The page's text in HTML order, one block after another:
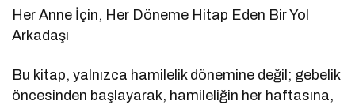
Her Anne İçin, Her Döneme Hitap Eden Bir Yol
Arkadaşı
Bu kitap, yalnızca hamilelik dönemine değil; gebelik
öncesinden başlayarak, hamileliğin her haftasına,